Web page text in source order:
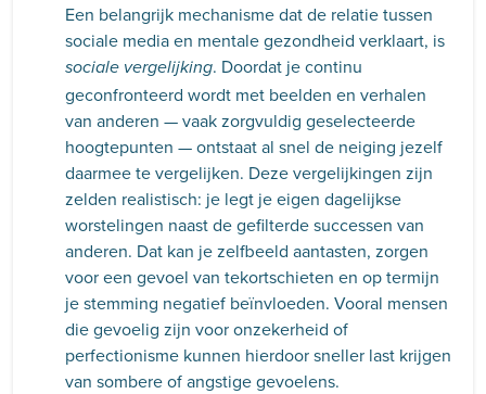
Een belangrijk mechanisme dat de relatie tussen
sociale media en mentale gezondheid verklaart, is
sociale vergelijking. Doordat je continu
geconfronteerd wordt met beelden en verhalen
van anderen — vaak zorgvuldig geselecteerde
hoogtepunten — ontstaat al snel de neiging jezelf
daarmee te vergelijken. Deze vergelijkingen zijn
zelden realistisch: je legt je eigen dagelijkse
worstelingen naast de gefilterde successen van
anderen. Dat kan je zelfbeeld aantasten, zorgen
voor een gevoel van tekortschieten en op termijn
je stemming negatief beïnvloeden. Vooral mensen
die gevoelig zijn voor onzekerheid of
perfectionisme kunnen hierdoor sneller last krijgen
van sombere of angstige gevoelens.